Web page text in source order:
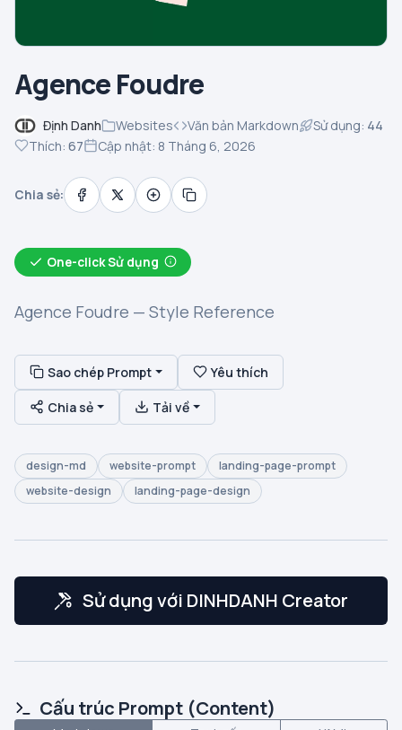
Agence Foudre
Định Danh Websites Văn bản Markdown Sử dụng: 44
Thích: 67 Cập nhật: 8 Tháng 6, 2026
Chia sẻ:
One-click Sử dụng
Agence Foudre — Style Reference
Sao chép Prompt Yêu thích
Chia sẻ Tải về
design-md website-prompt
landing-page-prompt
website-design
landing-page-design
Sử dụng với DINHDANH Creator
Cấu trúc Prompt (Content)